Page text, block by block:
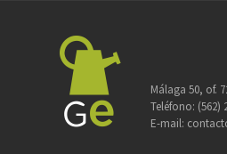
Málaga 50, of.
Teléfono: (562)
E-mail: